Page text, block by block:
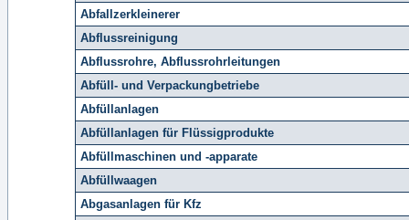
Abfallzerkleinerer
Abflussreinigung
Abflussrohre, Abflussrohrleitungen
Abfüll- und Verpackungbetriebe
Abfüllanlagen
Abfüllanlagen für Flüssigprodukte
Abfüllmaschinen und -apparate
Abfüllwaagen
Abgasanlagen für Kfz